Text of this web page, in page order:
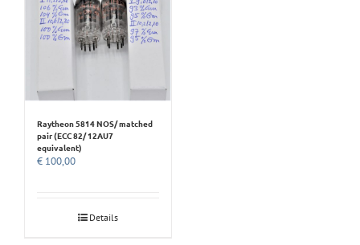
Raytheon 5814 NOS/ matched
pair (ECC 82/ 12AU7
equivalent)
€ 100,00
Details